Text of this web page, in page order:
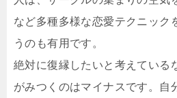
など多種多様な恋愛テクニック
うのも有用です。
絶対に復縁したいと考えている
がみつくのはマイナスです。自